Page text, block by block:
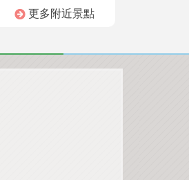
更多附近景點